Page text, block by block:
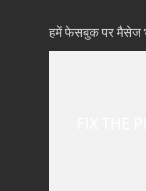
हमें फेसबुक पर मैसेज